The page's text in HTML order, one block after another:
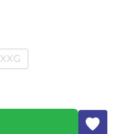
XXG